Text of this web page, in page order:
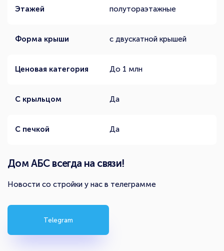
Этажей полутораэтажные
Форма крыши с двускатной крышей
Ценовая категория До 1 млн
С крыльцом Да
С печкой Да
Дом АБС всегда на связи!
Новости со стройки у нас в телеграмме
Telegram